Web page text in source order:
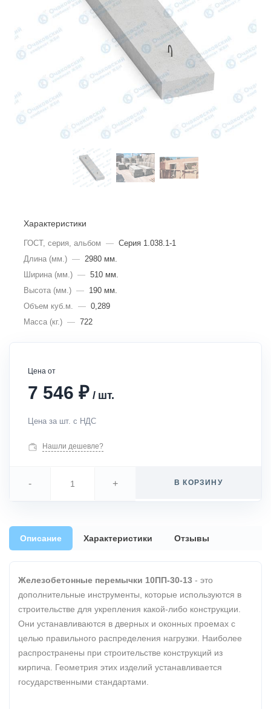
Характеристики
ГОСТ, серия, альбом — Серия 1.038.1-1
Длина (мм.) — 2980 мм.
Ширина (мм.) — 510 мм.
Высота (мм.) — 190 мм.
Объем куб.м. — 0,289
Масса (кг.) — 722
Цена от
7 546 ₽ / шт.
Цена за шт. с НДС
Нашли дешевле?
- + В КОРЗИНУ
Описание Характеристики Отзывы
Железобетонные перемычки 10ПП-30-13 - это
дополнительные инструменты, которые используются в
строительстве для укрепления какой-либо конструкции.
Они устанавливаются в дверных и оконных проемах с
целью правильного распределения нагрузки. Наиболее
распространены при строительстве конструкций из
кирпича. Геометрия этих изделий устанавливается
государственными стандартами.